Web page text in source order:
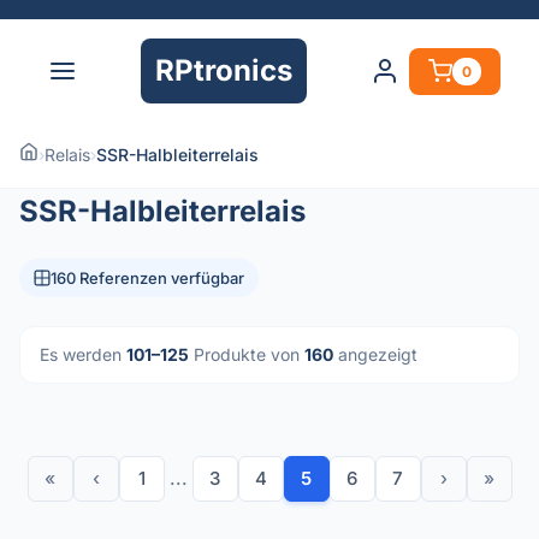
RPtronics 0
›Relais›SSR-Halbleiterrelais
SSR-Halbleiterrelais
160 Referenzen verfügbar
Es werden 101–125 Produkte von 160 angezeigt
« ‹ 1 ... 3 4 5 6 7 › »